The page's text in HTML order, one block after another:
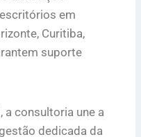
em
Curitiba,
suporte
a consultoria une a
dedicada da